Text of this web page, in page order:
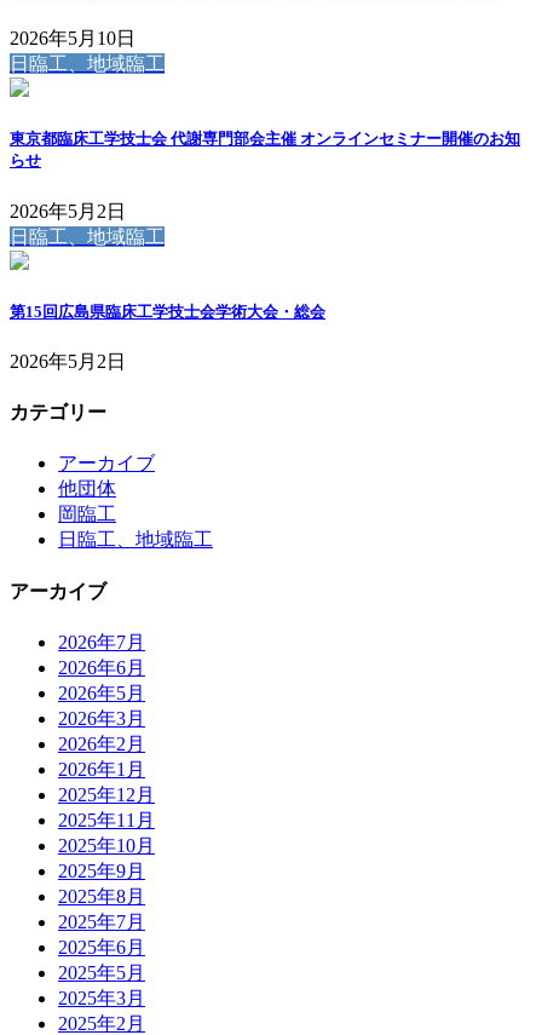
2026年5月10日
日臨工、地域臨工
東京都臨床工学技士会 代謝専門部会主催 オンラインセミナー開催のお知
らせ
2026年5月2日
日臨工、地域臨工
第15回広島県臨床工学技士会学術大会・総会
2026年5月2日
カテゴリー
アーカイブ
他団体
岡臨工
日臨工、地域臨工
アーカイブ
2026年7月
2026年6月
2026年5月
2026年3月
2026年2月
2026年1月
2025年12月
2025年11月
2025年10月
2025年9月
2025年8月
2025年7月
2025年6月
2025年5月
2025年3月
2025年2月